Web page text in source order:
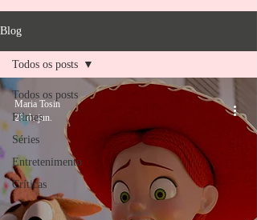
Blog
Todos os posts
Filmes
Séries
Entretenimento
Críticas
Todos os posts
Maria Tosin
28 de jun.